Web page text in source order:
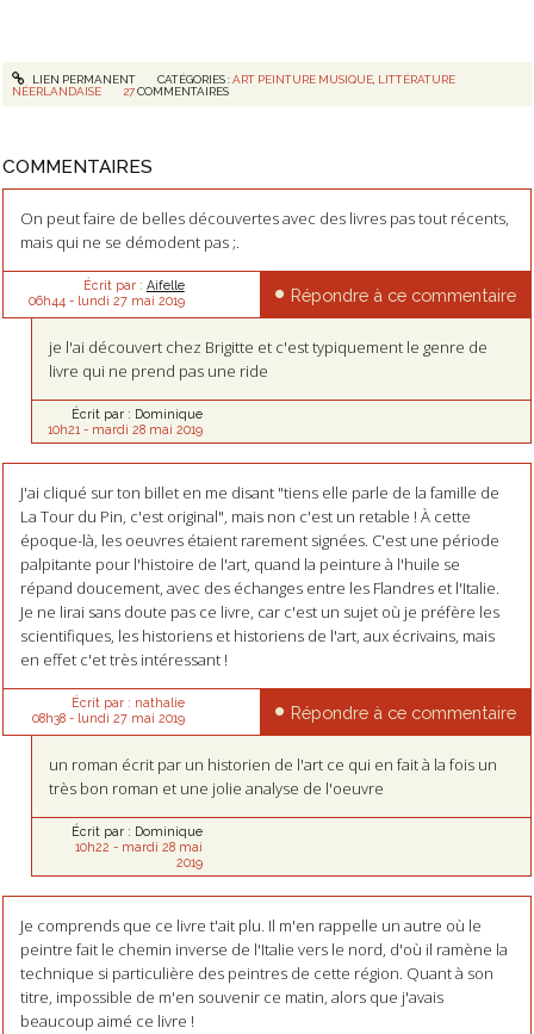
LIEN PERMANENT CATÉGORIES :ART PEINTURE MUSIQUE, LITTÉRATURE
NÉERLANDAISE
27 COMMENTAIRES
COMMENTAIRES
On peut faire de belles découvertes avec des livres pas tout récents,
mais qui ne se démodent pas ;.
Écrit par : Aifelle
06h44 - lundi 27 mai 2019 Répondre à ce commentaire
je l'ai découvert chez Brigitte et c'est typiquement le genre de
livre qui ne prend pas une ride
Écrit par : Dominique
10h21 - mardi 28 mai 2019
J'ai cliqué sur ton billet en me disant "tiens elle parle de la famille de
La Tour du Pin, c'est original", mais non c'est un retable ! À cette
époque-là, les oeuvres étaient rarement signées. C'est une période
palpitante pour l'histoire de l'art, quand la peinture à l'huile se
répand doucement, avec des échanges entre les Flandres et l'Italie.
Je ne lirai sans doute pas ce livre, car c'est un sujet où je préfère les
scientifiques, les historiens et historiens de l'art, aux écrivains, mais
en effet c'et très intéressant !
Écrit par : nathalie
08h38- lundi 27 mai 2019 Répondre à ce commentaire
un roman écrit par un historien de l'art ce qui en fait à la fois un
très bon roman et une jolie analyse de l'oeuvre
Écrit par : Dominique
10h22 - mardi 28 mai
2019
Je comprends que ce livre t'ait plu. Il m'en rappelle un autre où le
peintre fait le chemin inverse de l'Italie vers le nord, d'où il ramène la
technique si particulière des peintres de cette région. Quant à son
titre, impossible de m'en souvenir ce matin, alors que j'avais
beaucoup aimé ce livre !